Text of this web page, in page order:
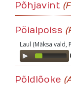
Põhjavint
Pöialpoiss
Laul (Mäksa vald,
Audio
Player
Põldlõoke